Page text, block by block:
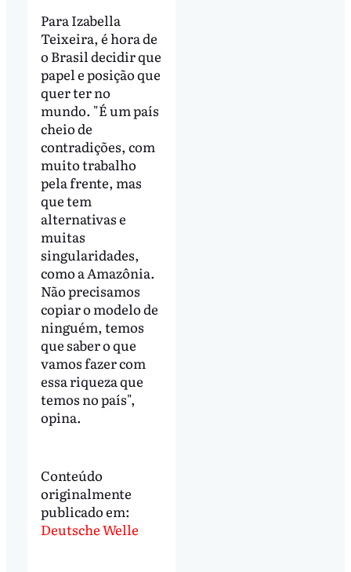
Para Izabella
Teixeira, é hora de
o Brasil decidir que
papel e posição que
quer ter no
mundo. "É um país
cheio de
contradições, com
muito trabalho
pela frente, mas
que tem
alternativas e
muitas
singularidades,
como a Amazônia.
Não precisamos
copiar o modelo de
ninguém, temos
que saber o que
vamos fazer com
essa riqueza que
temos no país",
opina.
Conteúdo
originalmente
publicado em:
Deutsche Welle